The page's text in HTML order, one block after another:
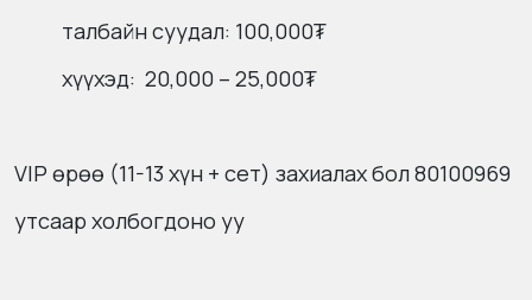
талбайн суудал: 100,000₮
хүүхэд: 20,000 – 25,000₮
VIP өрөө (11-13 хүн + сет) захиалах бол 80100969
утсаар холбогдоно уу